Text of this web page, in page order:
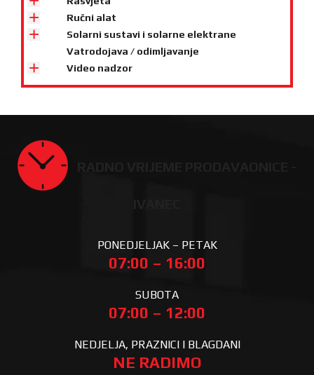
Ručni alat
Solarni sustavi i solarne elektrane
Vatrodojava / odimljavanje
Video nadzor
PONEDJELJAK – PETAK
07:00 – 16:00
SUBOTA
07:00 – 12:00
NEDJELJA, PRAZNICI I BLAGDANI
NE RADIMO